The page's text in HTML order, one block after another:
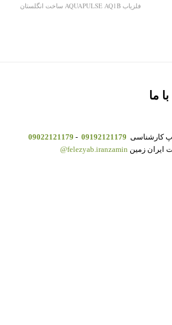
فلزیاب AQUAPULSE AQ1B ساخت انگلستان
ما
کارشناسی 09192121179
-
09022121179
ایران زمین felezyab.iranzamin@